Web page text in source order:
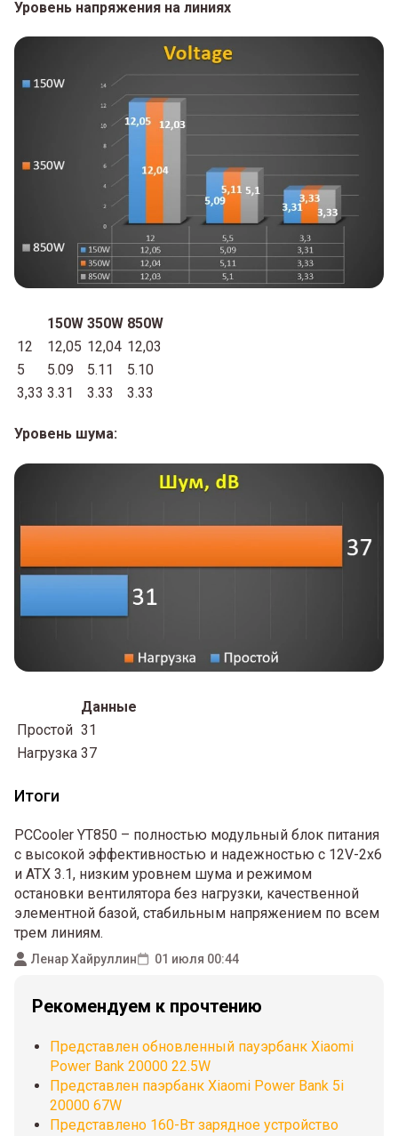
Уровень напряжения на линиях
150W 350W 850W
12
12,05 12,04 12,03
5
5.09 5.11
5.10
3,33 3.31 3.33 3.33
Уровень шума:
Данные
Простой 31
Нагрузка 37
Итоги
PCCooler YT850 – полностью модульный блок питания
с высокой эффективностью и надежностью с 12V-2x6
и ATX 3.1, низким уровнем шума и режимом
остановки вентилятора без нагрузки, качественной
элементной базой, стабильным напряжением по всем
трем линиям.
Ленар Хайруллин 01 июля 00:44
Рекомендуем к прочтению
Представлен обновленный пауэрбанк Xiaomi
Power Bank 20000 22.5W
Представлен паэрбанк Xiaomi Power Bank 5i
20000 67W
Представлено 160-Вт зарядное устройство